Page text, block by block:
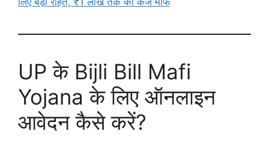
UP के Bijli Bill Mafi
Yojana के लिए ऑनलाइन
आवेदन कैसे करें?